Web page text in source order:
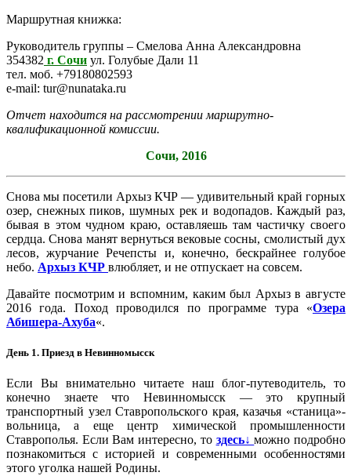
Маршрутная книжка:
Руководитель группы – Смелова Анна Александровна
354382 г. Сочи ул. Голубые Дали 11
тел. моб. +79180802593
e-mail: tur@nunataka.ru
Отчет находится на рассмотрении маршрутно-
квалификационной комиссии.
Cочи, 2016
Снова мы посетили Архыз КЧР — удивительный край горных
озер, снежных пиков, шумных рек и водопадов. Каждый раз,
бывая в этом чудном краю, оставляешь там частичку своего
сердца. Снова манят вернуться вековые сосны, смолистый дух
лесов, журчание Речепсты и, конечно, бескрайнее голубое
небо. Архыз КЧР влюбляет, и не отпускает на совсем.
Давайте посмотрим и вспомним, каким был Архыз в августе
2016 года. Поход проводился по программе тура «Озера
Абишера-Ахуба«.
День 1. Приезд в Невинномысск
Если Вы внимательно читаете наш блог-путеводитель, то
конечно знаете что Невинномысск — это крупный
транспортный узел Ставропольского края, казачья «станица»-
вольница, а еще центр химической промышленности
Ставрополья. Если Вам интересно, то здесь↓можно подробно
познакомиться с историей и современными особенностями
этого уголка нашей Родины.